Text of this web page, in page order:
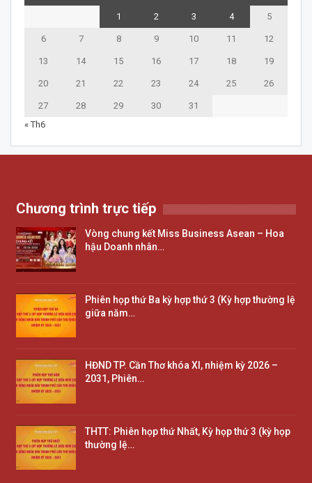
1 2 3 4 5
6 7 8 9 10 11 12
13 14 15 16 17 18 19
20 21 22 23 24 25 26
27 28 29 30
31
« Th6
Chương trình trực tiếp
Vòng chung kết Miss Business Asean – Hoa
hậu Doanh nhân…
Phiên họp thứ Ba kỳ hợp thứ 3 (Kỳ hợp thường lệ
giữa năm…
HĐND TP. Cần Thơ khóa XI, nhiệm kỳ 2026 –
2031, Phiên…
THTT: Phiên họp thứ Nhất, Kỳ họp thứ 3 (kỳ họp
thường lệ…